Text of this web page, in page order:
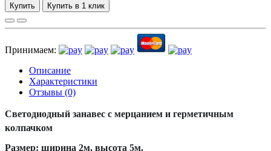
Купить Купить в 1 клик
Принимаем:
Описание
Характеристики
Отзывы (0)
Светодиодный занавес с мерцанием и герметичным
колпачком
Размер: ширина 2м, высота 5м.